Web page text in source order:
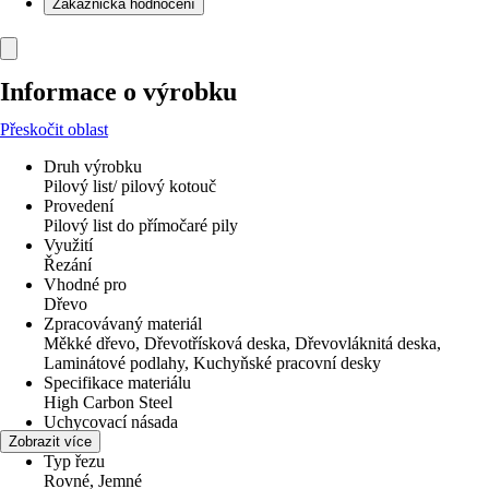
Zákaznická hodnocení
Informace o výrobku
Přeskočit oblast
Druh výrobku
Pilový list/ pilový kotouč
Provedení
Pilový list do přímočaré pily
Využití
Řezání
Vhodné pro
Dřevo
Zpracovávaný materiál
Měkké dřevo, Dřevotřísková deska, Dřevovláknitá deska,
Laminátové podlahy, Kuchyňské pracovní desky
Specifikace materiálu
High Carbon Steel
Uchycovací násada
T úchyt
Typ řezu
Rovné, Jemné
Zobrazit více